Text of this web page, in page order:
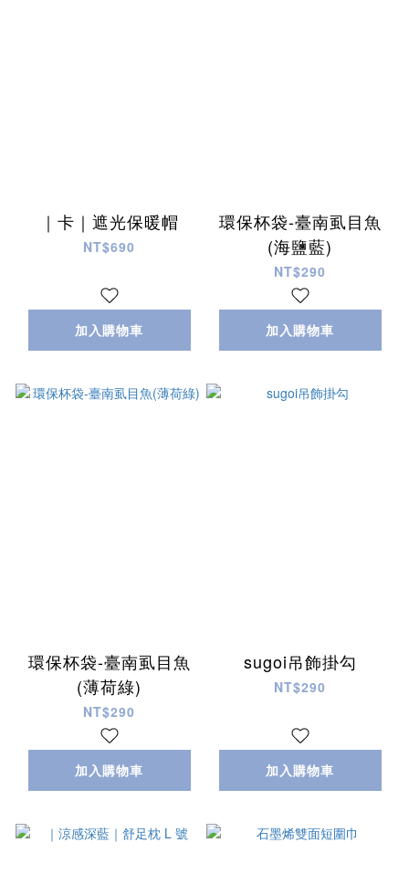
｜卡｜遮光保暖帽
NT$690
加入購物車
環保杯袋-臺南虱目魚
(海鹽藍)
NT$290
加入購物車
環保杯袋-臺南虱目魚
(薄荷綠)
NT$290
加入購物車
sugoi吊飾掛勾
NT$290
加入購物車